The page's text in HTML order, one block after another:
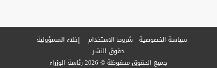
سياسة الخصوصية شروط الاستخدام
إخلاء المسؤولية
حقوق النشر
جميع الحقوق محفوظة © 2026 رئاسة الوزراء